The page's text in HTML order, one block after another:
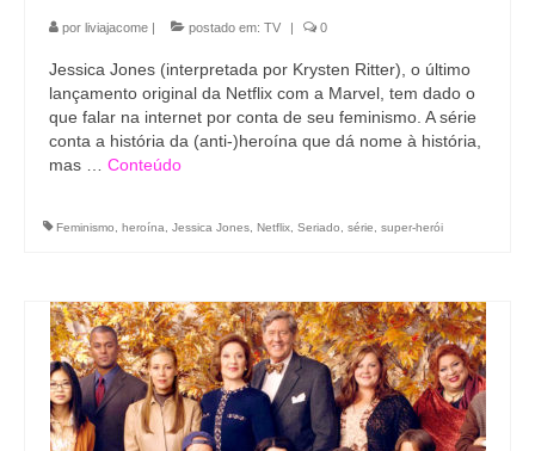
por liviajacome | postado em: TV | 0
Jessica Jones (interpretada por Krysten Ritter), o último
lançamento original da Netflix com a Marvel, tem dado o
que falar na internet por conta de seu feminismo. A série
conta a história da (anti-)heroína que dá nome à história,
mas … Conteúdo
Feminismo heroína Jessica Jones Netflix Seriado série super-herói